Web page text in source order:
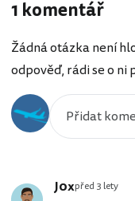
1 komentář
Žádná otázka není
odpověď, rádi se o ni
J0xpřed 3 lety